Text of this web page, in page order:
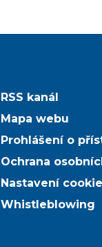
RSS kanál
Mapa webu
Prohlášení o
Ochrana
Nastavení
Whistleblowing